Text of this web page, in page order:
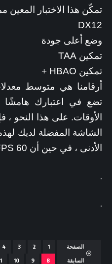
تمكّن هذا الاختبار المعين
DX12
وضع أعلى جودة
تمكين TAA
تمكين HBAO +
أرقامنا هي متوسط
الشاشة المفضلة لديك
الأدنى ، في حين أن 60 FPS يمكن اعتبارها مثالية.
.
.
الصفحة
السابقة
1
2
3
4
8
9
10